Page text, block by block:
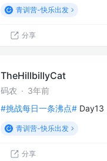
青训营-快乐出发
分享
TheHillbillyCat
码农 · 3年前
#挑战每日一条沸点# Day13
青训营-快乐出发
分享